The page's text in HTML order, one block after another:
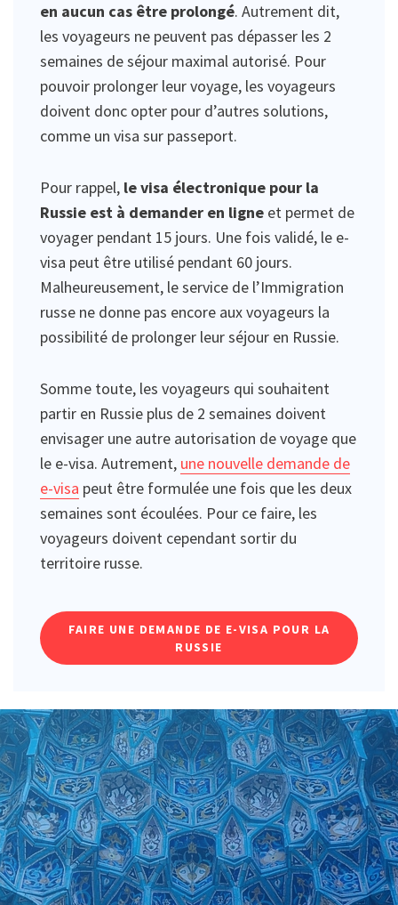
en aucun cas être prolongé. Autrement dit,
les voyageurs ne peuvent pas dépasser les 2
semaines de séjour maximal autorisé. Pour
pouvoir prolonger leur voyage, les voyageurs
doivent donc opter pour d’autres solutions,
comme un visa sur passeport.
Pour rappel, le visa électronique pour la
Russie est à demander en ligne et permet de
voyager pendant 15 jours. Une fois validé, le e-
visa peut être utilisé pendant 60 jours.
Malheureusement, le service de l’Immigration
russe ne donne pas encore aux voyageurs la
possibilité de prolonger leur séjour en Russie.
Somme toute, les voyageurs qui souhaitent
partir en Russie plus de 2 semaines doivent
envisager une autre autorisation de voyage que
le e-visa. Autrement, une nouvelle demande de
e-visa peut être formulée une fois que les deux
semaines sont écoulées. Pour ce faire, les
voyageurs doivent cependant sortir du
territoire russe.
FAIRE UNE DEMANDE DE E-VISA POUR LA
RUSSIE